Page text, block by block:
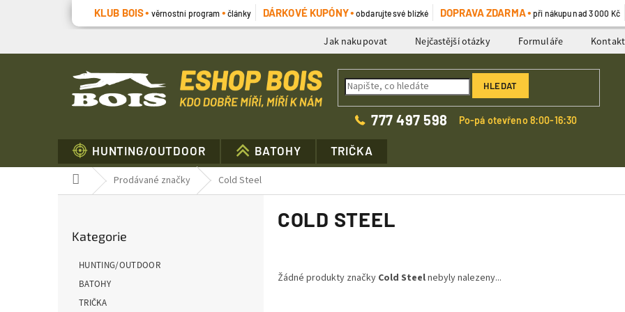
KLUB BOIS věrnostní program články DÁRKOVÉ KUPÓNY obdarujte své blízké DOPRAVA ZDARMA při nákupu nad 3 000 Kč
Jak nakupovat Nejčastější otázky Formuláře
HLEDAT
777 497 598 Po-pá otevřeno 8:00-16:30
HUNTING/OUTDOOR BATOHY TRIČKA
Domů Prodávané značky Cold Steel
kategorie
Kategorie
HUNTING/OUTDOOR
BATOHY
TRIČKA
COLD STEEL
Žádné produkty značky Cold Steelnebyly nalezeny...